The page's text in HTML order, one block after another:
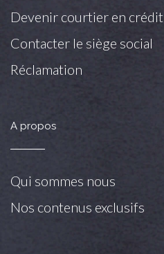
Devenir courtier en crédit
Contacter le siège social
Réclamation
A propos
Qui sommes nous
Nos contenus exclusifs